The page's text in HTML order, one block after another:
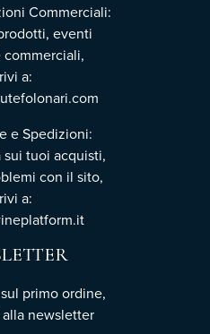
Commerciali:
eventi
a:
e Spedizioni:
sui tuoi acquisti,
con il sito,
a:
primo ordine,
alla newsletter